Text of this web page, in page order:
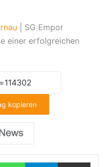
SG Empor
einer erfolgreichen
kopieren
WhatsAppTelegramTeilen via E-Mail